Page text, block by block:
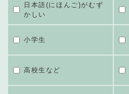
日本語(にほんご)がむず
かしい
小学生
高校生など